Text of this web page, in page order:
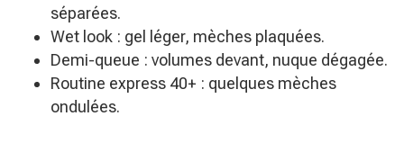
séparées.
Wet look : gel léger, mèches plaquées.
Demi-queue : volumes devant, nuque dégagée.
Routine express 40+ : quelques mèches
ondulées.